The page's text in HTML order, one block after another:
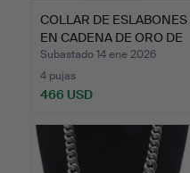
COLLAR DE ESLABONES
EN CADENA DE ORO DE
9 …
Subastado 14 ene 2026
4 pujas
466 USD